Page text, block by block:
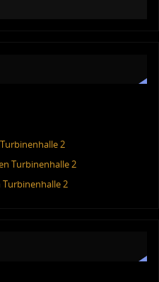
2
Turbinenhalle 2
Turbinenhalle 2